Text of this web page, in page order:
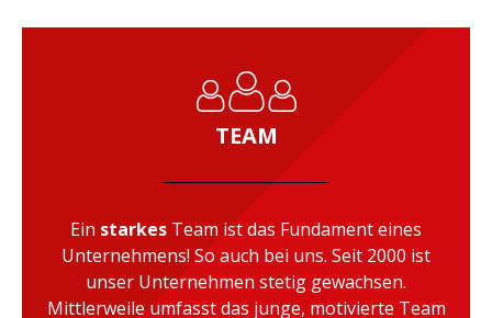
TEAM
Ein starkes Team ist das Fundament eines
Unternehmens! So auch bei uns. Seit 2000 ist
unser Unternehmen stetig gewachsen.
Mittlerweile umfasst das junge, motivierte Team